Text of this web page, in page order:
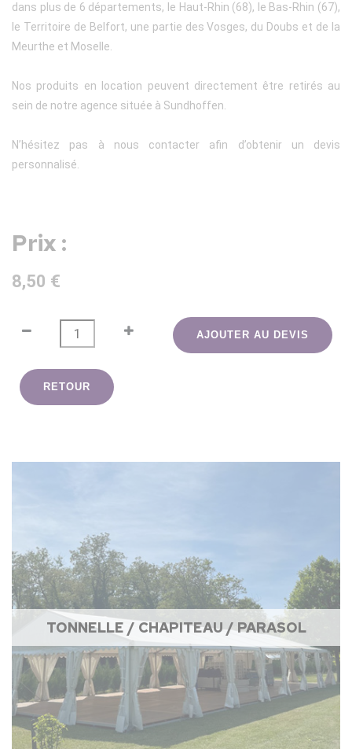
dans plus de 6 départements, le Haut-Rhin (68), le Bas-Rhin (67),
le Territoire de Belfort, une partie des Vosges, du Doubs et de la
Meurthe et Moselle.
Nos produits en location peuvent directement être retirés au
sein de notre agence située à Sundhoffen.
N’hésitez pas à nous contacter afin d’obtenir un devis
personnalisé.
Prix :
8,50 €
AJOUTER AU DEVIS
RETOUR
TONNELLE / CHAPITEAU / PARASOL